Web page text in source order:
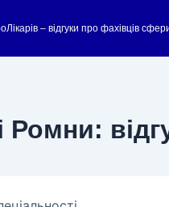
– відгуки про фахівців
Ромни: